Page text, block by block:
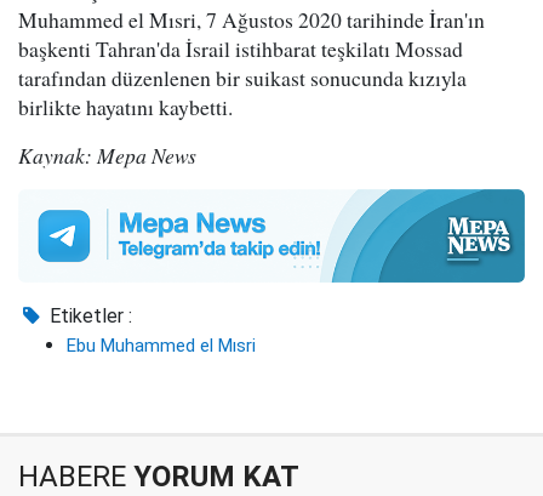
Muhammed el Mısri, 7 Ağustos 2020 tarihinde İran'ın
başkenti Tahran'da İsrail istihbarat teşkilatı Mossad
tarafından düzenlenen bir suikast sonucunda kızıyla
birlikte hayatını kaybetti.
Kaynak: Mepa News
Etiketler :
Ebu Muhammed el Mısri
HABERE YORUM KAT